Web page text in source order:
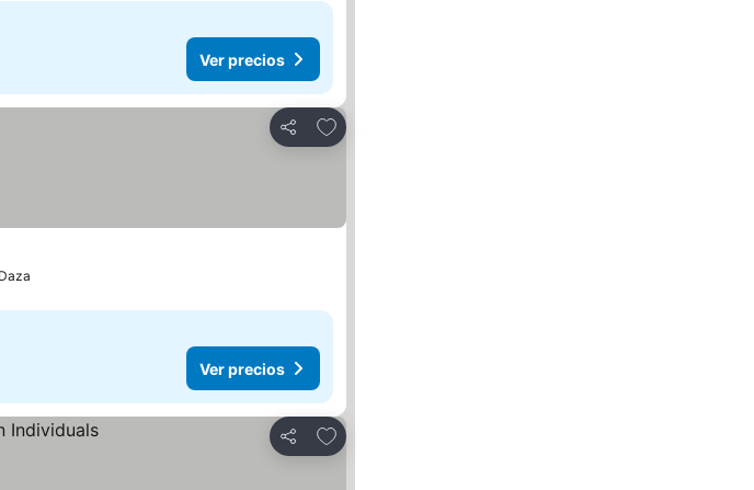
Ver precios
Compartir
Añadir a favoritos
Ver precios
Compartir
Añadir a favoritos